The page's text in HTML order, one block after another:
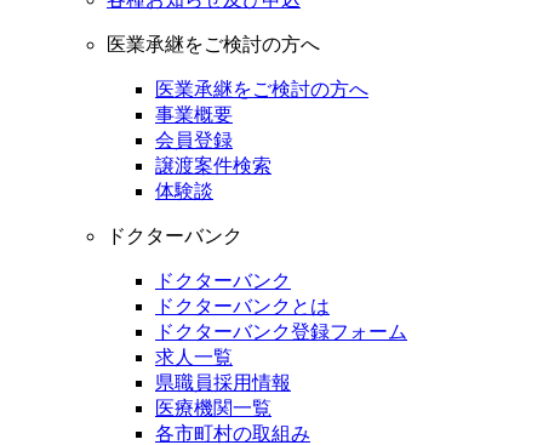
医業承継をご検討の方へ
医業承継をご検討の方へ
事業概要
会員登録
譲渡案件検索
体験談
ドクターバンク
ドクターバンク
ドクターバンクとは
ドクターバンク登録フォーム
求人一覧
県職員採用情報
医療機関一覧
各市町村の取組み